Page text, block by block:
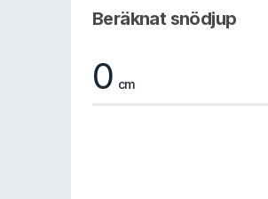
Beräknat snödjup
0 cm